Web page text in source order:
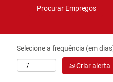
Selecione a frequência (em
Criar alerta